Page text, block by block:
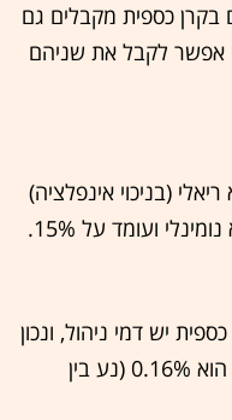
אם בקרן כספית מקבלים גם
אפשר לקבל את שניהם
(בניכוי אינפלציה)
יש דמי ניהול, ונכון
לכתיבת שורות אלו הממוצע שלהם הוא 0.16% (נע בין